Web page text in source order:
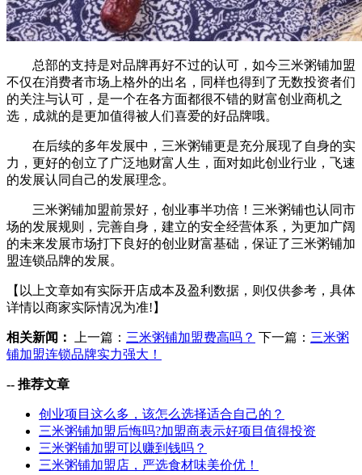
总部的支持是对品牌再好不过的认可，如今三米粥铺加盟
不仅在消费者市场上格外的出名，同样也得到了无数投资者们
的关注与认可，是一个在各方面都很不错的财富创业商机之
选，成就的是更加值得被人们喜爱的好品牌哦。
在后续的多年发展中，三米粥铺更是充分展现了自身的实
力，更好的创立了广泛地财富人生，面对如此创业行业，飞速
的发展认同自己的发展理念。
三米粥铺加盟前景好，创业事半功倍！三米粥铺也认同市
场的发展规则，完善自身，建立的安全经营体系，为更加广阔
的未来发展市场打下良好的创业财富基础，保证了三米粥铺加
盟连锁品牌的发展。
【以上文章如有实际开店成本及盈利数据，则仅供参考，具体
详情以商家实际情况为准!】
相关新闻： 上一篇： 三米粥铺加盟费高吗？ 下一篇： 三米粥
铺加盟连锁品牌实力强大！
-- 推荐文章
创业项目这么多，该怎么选择适合自己的？
三米粥铺加盟后悔吗?加盟商表示好项目值得投资
三米粥铺加盟可以赚到钱吗？
三米粥铺加盟店，严选食材味美价优！